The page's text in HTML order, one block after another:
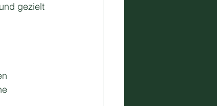
gezielt